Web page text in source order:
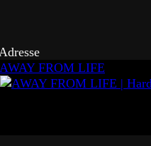
AWAY FROM LIFE